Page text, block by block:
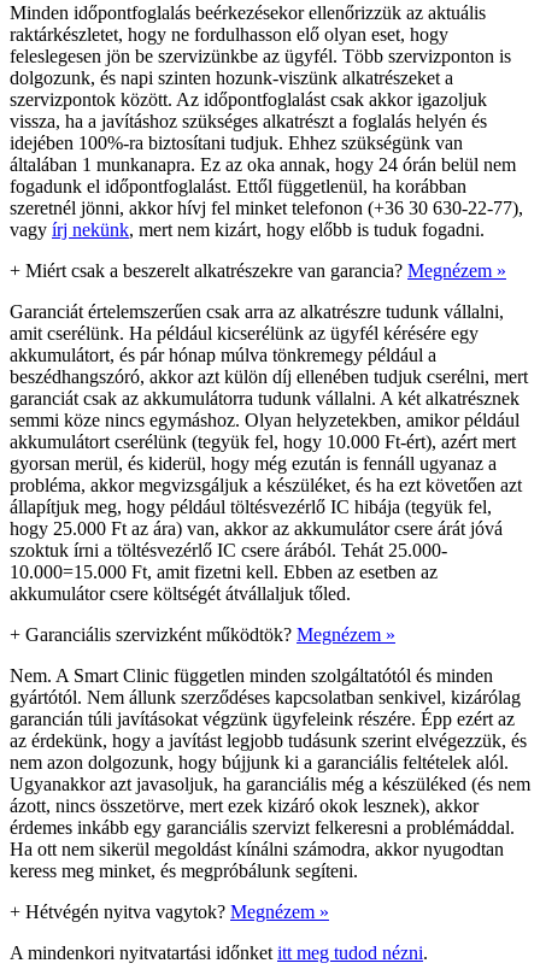
Minden időpontfoglalás beérkezésekor ellenőrizzük az aktuális
raktárkészletet, hogy ne fordulhasson elő olyan eset, hogy
feleslegesen jön be szervizünkbe az ügyfél. Több szervizponton is
dolgozunk, és napi szinten hozunk-viszünk alkatrészeket a
szervizpontok között. Az időpontfoglalást csak akkor igazoljuk
vissza, ha a javításhoz szükséges alkatrészt a foglalás helyén és
idejében 100%-ra biztosítani tudjuk. Ehhez szükségünk van
általában 1 munkanapra. Ez az oka annak, hogy 24 órán belül nem
fogadunk el időpontfoglalást. Ettől függetlenül, ha korábban
szeretnél jönni, akkor hívj fel minket telefonon (+36 30 630-22-77),
vagy írj nekünk, mert nem kizárt, hogy előbb is tuduk fogadni.
+ Miért csak a beszerelt alkatrészekre van garancia? Megnézem »
Garanciát értelemszerűen csak arra az alkatrészre tudunk vállalni,
amit cserélünk. Ha például kicserélünk az ügyfél kérésére egy
akkumulátort, és pár hónap múlva tönkremegy például a
beszédhangszóró, akkor azt külön díj ellenében tudjuk cserélni, mert
garanciát csak az akkumulátorra tudunk vállalni. A két alkatrésznek
semmi köze nincs egymáshoz. Olyan helyzetekben, amikor például
akkumulátort cserélünk (tegyük fel, hogy 10.000 Ft-ért), azért mert
gyorsan merül, és kiderül, hogy még ezután is fennáll ugyanaz a
probléma, akkor megvizsgáljuk a készüléket, és ha ezt követően azt
állapítjuk meg, hogy például töltésvezérlő IC hibája (tegyük fel,
hogy 25.000 Ft az ára) van, akkor az akkumulátor csere árát jóvá
szoktuk írni a töltésvezérlő IC csere árából. Tehát 25.000-
10.000=15.000 Ft, amit fizetni kell. Ebben az esetben az
akkumulátor csere költségét átvállaljuk tőled.
+ Garanciális szervizként működtök? Megnézem »
Nem. A Smart Clinic független minden szolgáltatótól és minden
gyártótól. Nem állunk szerződéses kapcsolatban senkivel, kizárólag
garancián túli javításokat végzünk ügyfeleink részére. Épp ezért az
az érdekünk, hogy a javítást legjobb tudásunk szerint elvégezzük, és
nem azon dolgozunk, hogy bújjunk ki a garanciális feltételek alól.
Ugyanakkor azt javasoljuk, ha garanciális még a készüléked (és nem
ázott, nincs összetörve, mert ezek kizáró okok lesznek), akkor
érdemes inkább egy garanciális szervizt felkeresni a problémáddal.
Ha ott nem sikerül megoldást kínálni számodra, akkor nyugodtan
keress meg minket, és megpróbálunk segíteni.
+ Hétvégén nyitva vagytok? Megnézem »
A mindenkori nyitvatartási időnket itt meg tudod nézni.